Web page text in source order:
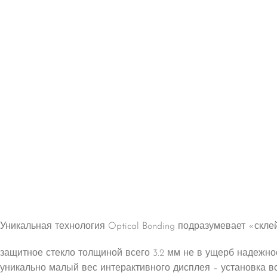
Уникальная технология Optical Bonding подразумевает
защитное стекло толщиной всего 3.2 мм не в ущерб
уникально малый вес интерактивного дисплея – установка